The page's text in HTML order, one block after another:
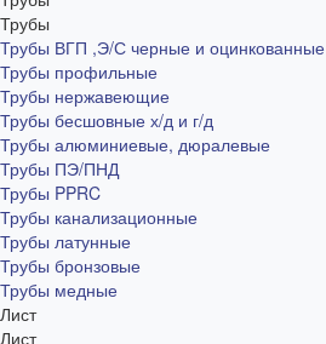
Трубы
Трубы ВГП ,Э/С черные и оцинкованные
Трубы профильные
Трубы нержавеющие
Трубы бесшовные х/д и г/д
Трубы алюминиевые, дюралевые
Трубы ПЭ/ПНД
Трубы PPRC
Трубы канализационные
Трубы латунные
Трубы бронзовые
Трубы медные
Лист
Лист